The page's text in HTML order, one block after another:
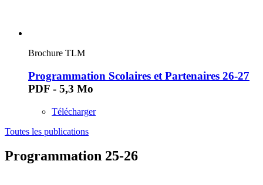
Brochure TLM
Programmation Scolaires et Partenaires 26-27
PDF - 5,3 Mo
Télécharger
Toutes les publications
Programmation 25-26